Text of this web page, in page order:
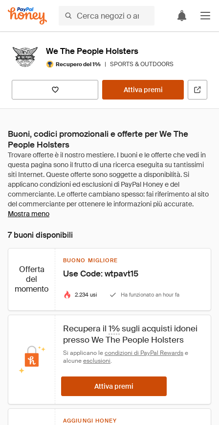
We The People Holsters
Recupero del 1% | SPORTS & OUTDOORS
Attiva premi
Buoni, codici promozionali e offerte per We The
People Holsters
Mostra meno
7 buoni disponibili
Offerta
del
momento
BUONO MIGLIORE
Use Code: wtpavt15
2.234 usi Ha funzionato an hour fa
Recupera il 1% sugli acquisti idonei
presso We The People Holsters
Si applicano le condizioni di PayPal Rewards e
alcune esclusioni.
Attiva premi
AGGIUNGI HONEY